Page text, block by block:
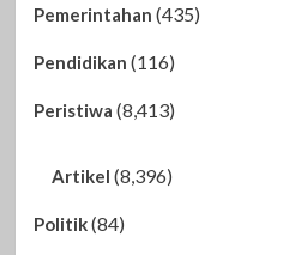
Pemerintahan (435)
Pendidikan (116)
Peristiwa (8,413)
Artikel (8,396)
Politik(84)